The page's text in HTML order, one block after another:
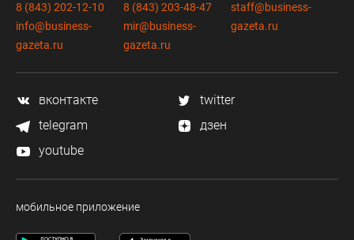
8 (843) 202-12-10
info@business-
gazeta.ru
8 (843) 203-48-47
mir@business-
gazeta.ru
staff@business-
gazeta.ru
вконтакте
twitter
telegram
дзен
youtube
мобильное приложение